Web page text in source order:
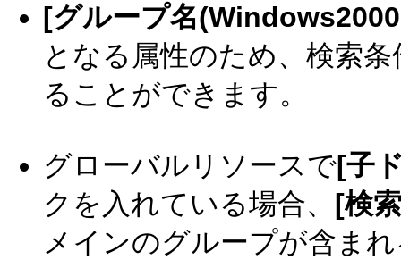
[グループ名
となる属性のため、検索
ることができます。
グローバルリソースで[子
クを入れている場合、 [検
メインのグループが含ま